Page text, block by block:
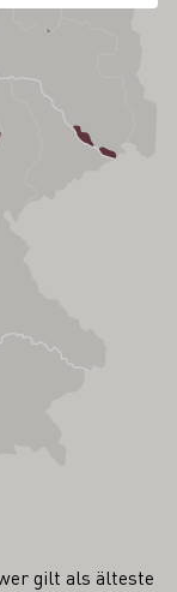
gilt als älteste